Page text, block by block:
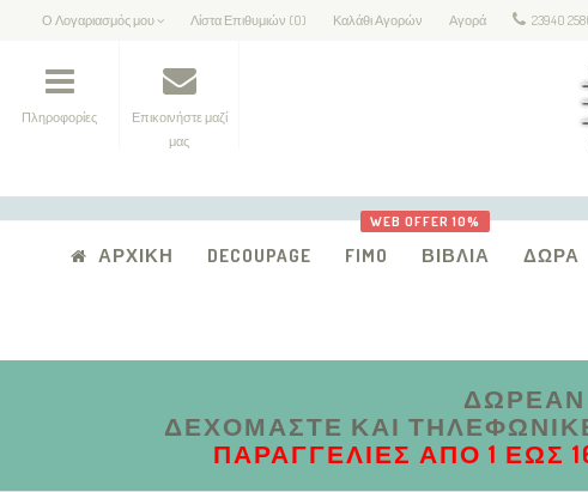
Ο Λογαριασμός μου Λίστα Επιθυμιών (0) Καλάθι Αγορών Αγορά 23940
Πληροφορίες
Επικοινήστε μαζί
μας
ΑΡΧΙΚΉ DECOUPAGE FIMO
WEB OFFER 10%
ΒΙΒΛΊΑ ΔΏΡΑ
ΔΩΡΕΑΝ
ΔΕΧΌΜΑΣΤΕ ΚΑΙ
ΠΑΡΑΓΓΕΛΊΕΣ ΑΠΟ 1 ΈΩΣ